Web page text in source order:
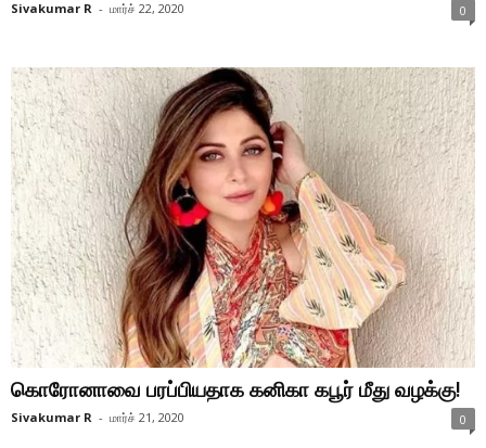
Sivakumar R - மார்ச் 22, 2020 0
கொரோனாவை பரப்பியதாக கனிகா கபூர் மீது வழக்கு!
Sivakumar R - மார்ச் 21, 2020 0